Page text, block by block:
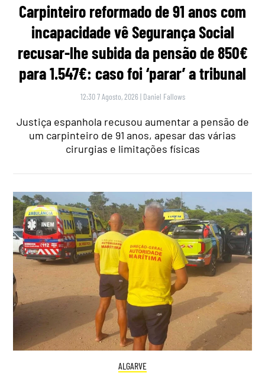
Carpinteiro reformado de 91 anos com
incapacidade vê Segurança Social
recusar-lhe subida da pensão de 850€
para 1.547€: caso foi ‘parar’ a tribunal
12:30 7 Agosto, 2026 | Daniel Fallows
Justiça espanhola recusou aumentar a pensão de
um carpinteiro de 91 anos, apesar das várias
cirurgias e limitações físicas
ALGARVE